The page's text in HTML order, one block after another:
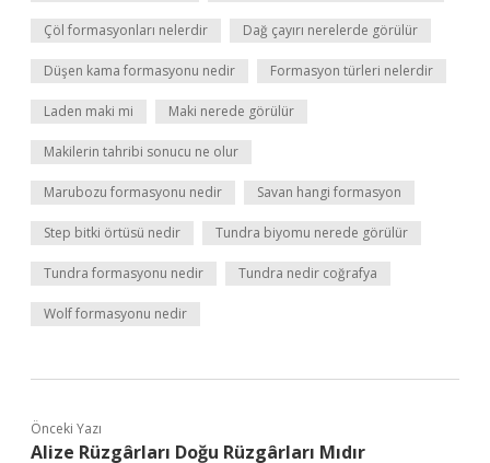
Çöl formasyonları nelerdir Dağ çayırı nerelerde görülür
Düşen kama formasyonu nedir Formasyon türleri nelerdir
Laden maki mi Maki nerede görülür
Makilerin tahribi sonucu ne olur
Marubozu formasyonu nedir Savan hangi formasyon
Step bitki örtüsü nedir Tundra biyomu nerede görülür
Tundra formasyonu nedir Tundra nedir coğrafya
Wolf formasyonu nedir
Önceki Yazı
Alize Rüzgârları Doğu Rüzgârları Mıdır